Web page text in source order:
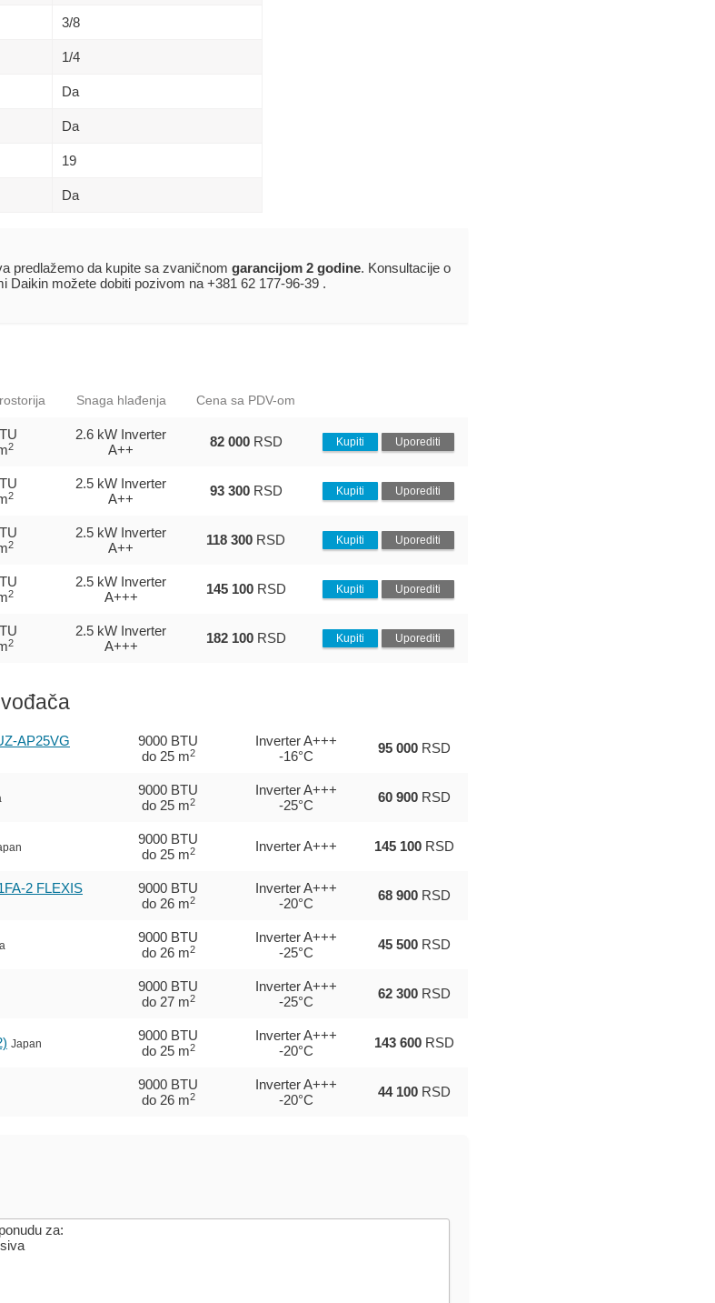
3/8
1/4
Da
Da
19
Da
predlažemo da kupite sa zvaničnom garancijom 2 godine. Konsultacije o
Daikin možete dobiti pozivom na +381 62 177-96-39 .
Snaga hlađenja Cena sa PDV-om
2
2.6 kW Inverter
A++
82 000RSD Kupiti Uporediti
2
2.5 kW Inverter
A++
93 300RSD Kupiti Uporediti
2
2.5 kW Inverter
A++
118 300 RSD Kupiti Uporediti
2
2.5 kW Inverter
A+++
145 100RSD Kupiti Uporediti
2
2.5 kW Inverter
A+++
182 100RSD Kupiti Uporediti
AP25VG
9000 BTU
do 25 m2
InverterA+++
-16°C
95 000 RSD
9000 BTU
do 25 m2
InverterA+++
-25°C
60 900 RSD
9000 BTU
do 25 m2 InverterA+++ 145 100 RSD
2 FLEXIS
9000 BTU
do 26 m2
InverterA+++
-20°C
68 900 RSD
9000 BTU
do 26 m2
InverterA+++
-25°C
45 500 RSD
9000 BTU
do 27 m2
InverterA+++
-25°C
62 300 RSD
Japan
9000 BTU
do 25 m2
InverterA+++
-20°C
143 600 RSD
9000 BTU
do 26 m2
InverterA+++
-20°C
44 100 RSD